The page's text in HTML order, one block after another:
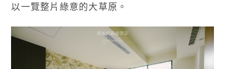
以一覽整片綠意的大草原。